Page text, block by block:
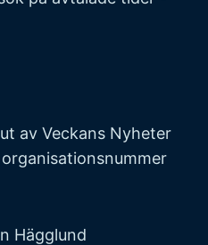
av Veckans Nyheter
Hägglund